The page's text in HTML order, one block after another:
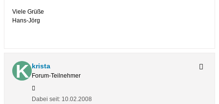
Viele Grüße
Hans-Jörg
krista
Forum-Teilnehmer
Dabei seit: 10.02.2008